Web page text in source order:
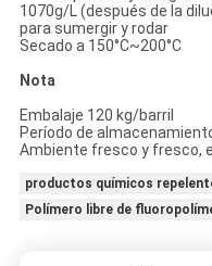
1070g/L (después de la
para sumergir y rodar
Secado a 150°C~200°C
Nota
Embalaje 120 kg/barril
Período de
Ambiente fresco y fresco,
productos químicos
Polímero libre de